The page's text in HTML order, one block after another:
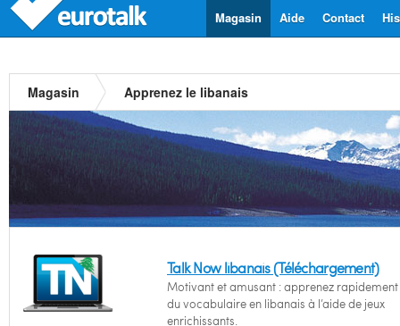
Contact
Aide
Magasin
Magasin Apprenez le libanais
Talk Now libanais (Téléchargement)
Motivant et amusant : apprenez rapidement
du vocabulaire en libanais à l’aide de jeux
enrichissants.